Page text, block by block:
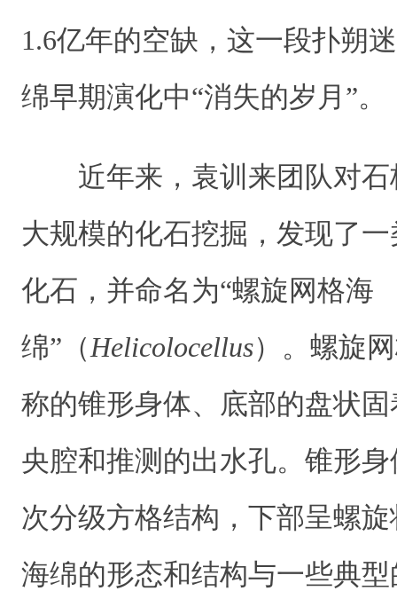
1.6亿年的空缺，这一段扑朔
绵早期演化中“消失的岁月”。
近年来，袁训来团队对
大规模的化石挖掘，发现了
化石，并命名为“螺旋网格海
绵”（Helicolocellus）。螺旋
称的锥形身体、底部的盘状
央腔和推测的出水孔。锥形
次分级方格结构，下部呈螺
海绵的形态和结构与一些典